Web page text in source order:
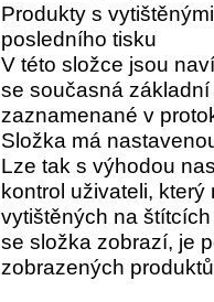
Produkty s
posledního tisku
V této složce jsou
se současná
zaznamenané v
Složka má
Lze tak s výhodou
kontrol uživateli,
vytištěných na
se složka zobrazí, je
zobrazených